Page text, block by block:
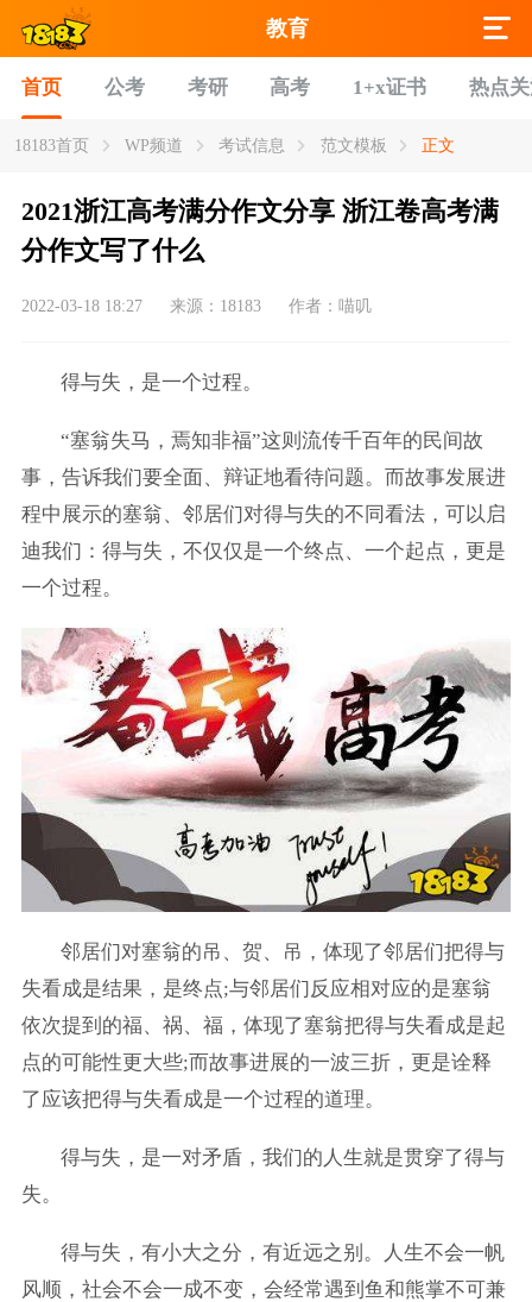
教育
首页 公考 考研 高考 1+x证书 热点
18183首页 WP频道 考试信息 范文模板 正文
2021浙江高考满分作文分享 浙江卷高考满
分作文写了什么
2022-03-18 18:27 来源：18183 作者：喵叽
得与失，是一个过程。
“塞翁失马，焉知非福”这则流传千百年的民间故
事，告诉我们要全面、辩证地看待问题。而故事发展进
程中展示的塞翁、邻居们对得与失的不同看法，可以启
迪我们：得与失，不仅仅是一个终点、一个起点，更是
一个过程。
邻居们对塞翁的吊、贺、吊，体现了邻居们把得与
失看成是结果，是终点;与邻居们反应相对应的是塞翁
依次提到的福、祸、福，体现了塞翁把得与失看成是起
点的可能性更大些;而故事进展的一波三折，更是诠释
了应该把得与失看成是一个过程的道理。
得与失，是一对矛盾，我们的人生就是贯穿了得与
失。
得与失，有小大之分，有近远之别。人生不会一帆
风顺，社会不会一成不变，会经常遇到鱼和熊掌不可兼